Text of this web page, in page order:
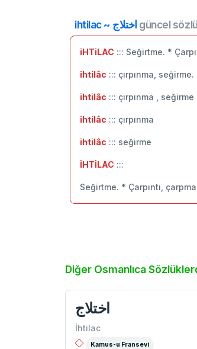
ihtilac ~ اختلاج güncel
iHTiLAC ::: Seğirtme. *
ihtilâc ::: çırpınma, seğirme.
ihtilâc ::: çırpınma , seğirme
ihtilâc ::: ‬çırpınma
ihtilâc ::: seğirme
İHTİLAC :::
Seğirtme. * Çarpıntı,
Diğer Osmanlıca
اختلاج
İhtilac
Kamus-u Fransevi